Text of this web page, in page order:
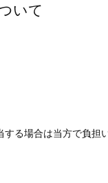
いて
る場合は当方で負担